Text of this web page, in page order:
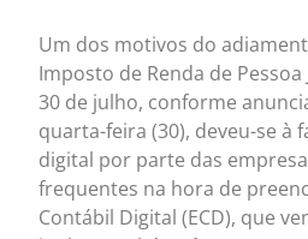
Um dos motivos do
Imposto de Renda de Pessoa
30 de julho, conforme
quarta-feira (30), deveu-se à
digital por parte das
frequentes na hora de
Contábil Digital (ECD), que